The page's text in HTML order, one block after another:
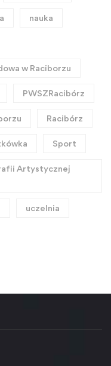
nauka
w Raciborzu
PWSZRacibórz
Racibórz
Sport
Artystycznej
uczelnia